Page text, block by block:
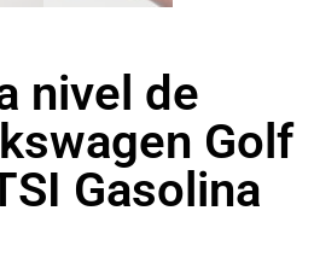
nivel de
Golf
Gasolina